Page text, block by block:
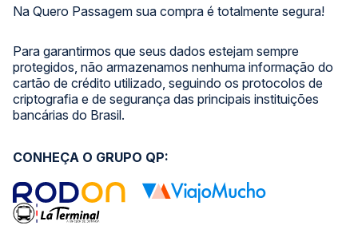
Na Quero Passagem sua compra é totalmente segura!
Para garantirmos que seus dados estejam sempre
protegidos, não armazenamos nenhuma informação do
cartão de crédito utilizado, seguindo os protocolos de
criptografia e de segurança das principais instituições
bancárias do Brasil.
CONHEÇA O GRUPO QP: